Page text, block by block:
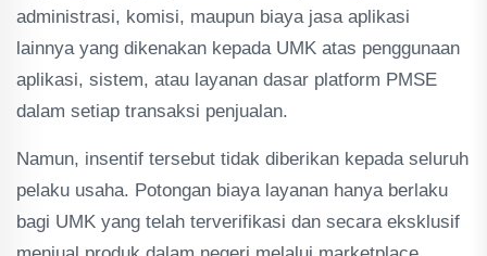
administrasi, komisi, maupun biaya jasa aplikasi
lainnya yang dikenakan kepada UMK atas penggunaan
aplikasi, sistem, atau layanan dasar platform PMSE
dalam setiap transaksi penjualan.
Namun, insentif tersebut tidak diberikan kepada seluruh
pelaku usaha. Potongan biaya layanan hanya berlaku
bagi UMK yang telah terverifikasi dan secara eksklusif